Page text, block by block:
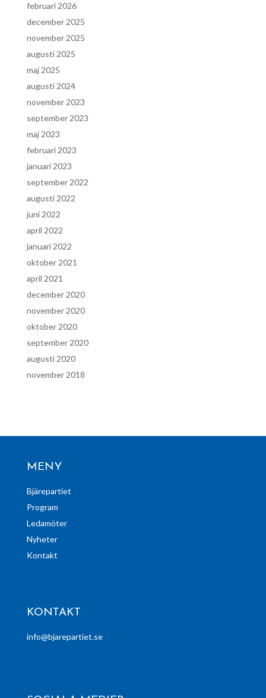
februari 2026
december 2025
november 2025
augusti 2025
maj 2025
augusti 2024
november 2023
september 2023
maj 2023
februari 2023
januari 2023
september 2022
augusti 2022
juni 2022
april 2022
januari 2022
oktober 2021
april 2021
december 2020
november 2020
oktober 2020
september 2020
augusti 2020
november 2018
MENY
Bjärepartiet
Program
Ledamöter
Nyheter
Kontakt
KONTAKT
info@bjarepartiet.se